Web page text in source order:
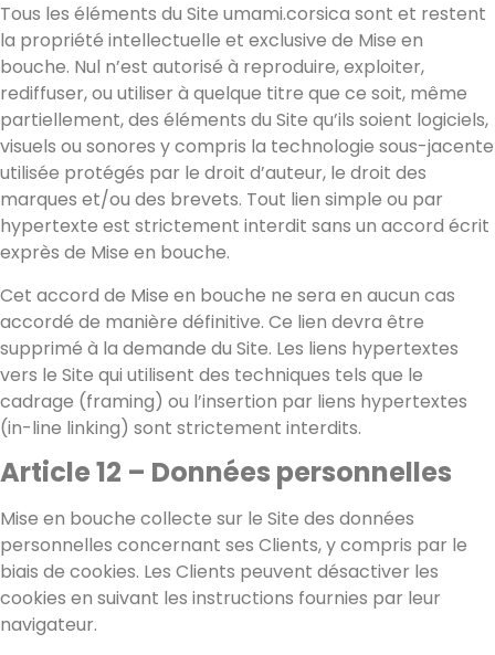
Tous les éléments du Site umami.corsica sont et restent
la propriété intellectuelle et exclusive de Mise en
bouche. Nul n’est autorisé à reproduire, exploiter,
rediffuser, ou utiliser à quelque titre que ce soit, même
partiellement, des éléments du Site qu’ils soient logiciels,
visuels ou sonores y compris la technologie sous-jacente
utilisée protégés par le droit d’auteur, le droit des
marques et/ou des brevets. Tout lien simple ou par
hypertexte est strictement interdit sans un accord écrit
exprès de Mise en bouche.
Cet accord de Mise en bouche ne sera en aucun cas
accordé de manière définitive. Ce lien devra être
supprimé à la demande du Site. Les liens hypertextes
vers le Site qui utilisent des techniques tels que le
cadrage (framing) ou l’insertion par liens hypertextes
(in-line linking) sont strictement interdits.
Article 12 – Données personnelles
Mise en bouche collecte sur le Site des données
personnelles concernant ses Clients, y compris par le
biais de cookies. Les Clients peuvent désactiver les
cookies en suivant les instructions fournies par leur
navigateur.